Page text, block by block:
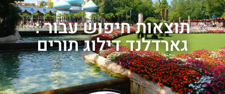
תוצאות חיפוש עבור :
גארדלנד דילוג תורים